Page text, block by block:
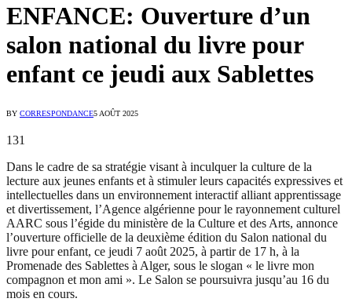
ENFANCE: Ouverture d’un
salon national du livre pour
enfant ce jeudi aux Sablettes
BY CORRESPONDANCE5 AOÛT 2025
131
Dans le cadre de sa stratégie visant à inculquer la culture de la
lecture aux jeunes enfants et à stimuler leurs capacités expressives et
intellectuelles dans un environnement interactif alliant apprentissage
et divertissement, l’Agence algérienne pour le rayonnement culturel
AARC sous l’égide du ministère de la Culture et des Arts, annonce
l’ouverture officielle de la deuxième édition du Salon national du
livre pour enfant, ce jeudi 7 août 2025, à partir de 17 h, à la
Promenade des Sablettes à Alger, sous le slogan « le livre mon
compagnon et mon ami ». Le Salon se poursuivra jusqu’au 16 du
mois en cours.